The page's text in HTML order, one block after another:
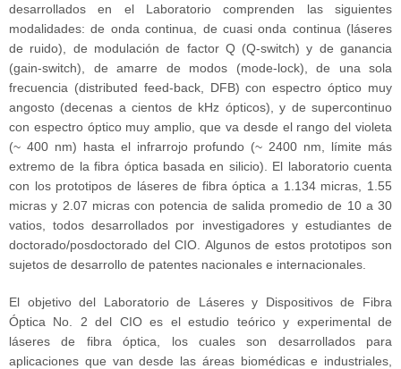
desarrollados en el Laboratorio comprenden las siguientes
modalidades: de onda continua, de cuasi onda continua (láseres
de ruido), de modulación de factor Q (Q-switch) y de ganancia
(gain-switch), de amarre de modos (mode-lock), de una sola
frecuencia (distributed feed-back, DFB) con espectro óptico muy
angosto (decenas a cientos de kHz ópticos), y de supercontinuo
con espectro óptico muy amplio, que va desde el rango del violeta
(~ 400 nm) hasta el infrarrojo profundo (~ 2400 nm, límite más
extremo de la fibra óptica basada en silicio). El laboratorio cuenta
con los prototipos de láseres de fibra óptica a 1.134 micras, 1.55
micras y 2.07 micras con potencia de salida promedio de 10 a 30
vatios, todos desarrollados por investigadores y estudiantes de
doctorado/posdoctorado del CIO. Algunos de estos prototipos son
sujetos de desarrollo de patentes nacionales e internacionales.
El objetivo del Laboratorio de Láseres y Dispositivos de Fibra
Óptica No. 2 del CIO es el estudio teórico y experimental de
láseres de fibra óptica, los cuales son desarrollados para
aplicaciones que van desde las áreas biomédicas e industriales,